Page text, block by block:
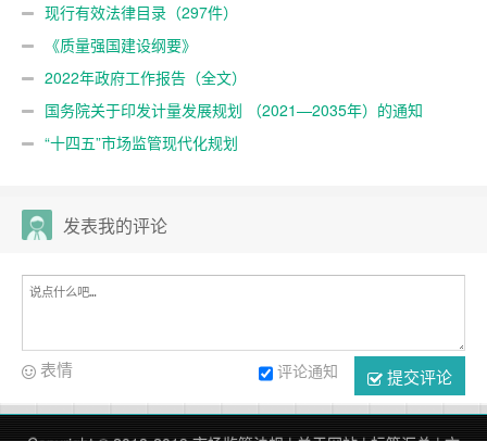
三次会议上）
现行有效法律目录（297件）
《质量强国建设纲要》
2022年政府工作报告（全文）
国务院关于印发计量发展规划 （2021—2035年）的通知
“十四五”市场监管现代化规划
发表我的评论
提交评论
评论通知
表情